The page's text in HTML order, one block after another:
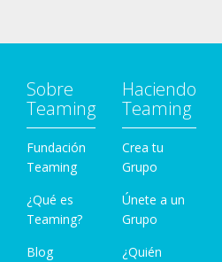
Sobre
Teaming
Fundación
Teaming
¿Qué es
Teaming?
Blog
Haciendo
Teaming
Crea tu
Grupo
Únete a un
Grupo
¿Quién